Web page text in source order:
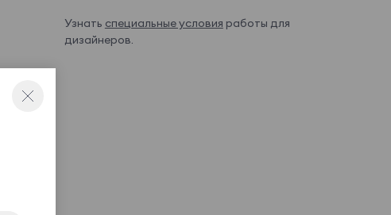
Узнать специальные условия работы для
дизайнеров.